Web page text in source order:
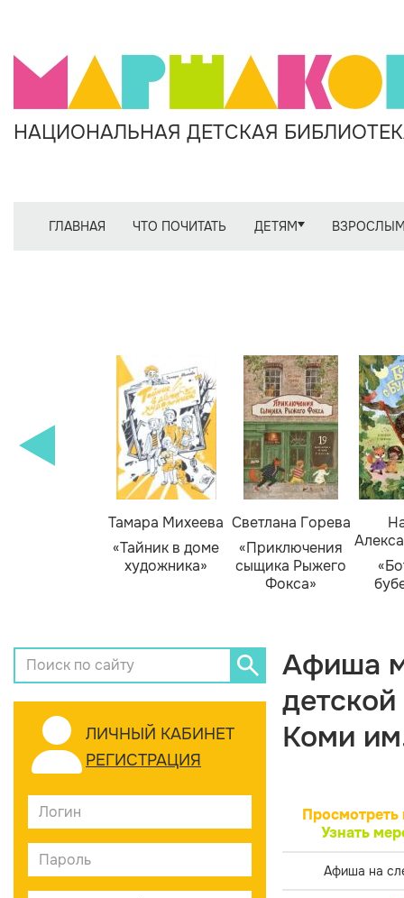
НАЦИОНАЛЬНАЯ ДЕТСКАЯ
ГЛАВНАЯ ЧТО ПОЧИТАТЬ ДЕТЯМ
Тамара Михеева
«Тайник в доме
художника»
Светлана Горева
«Приключения
сыщика Рыжего
Фокса»
ЛИЧНЫЙ КАБИНЕТ
РЕГИСТРАЦИЯ
Афиша
Коми
Просмотреть
Узнать
Афиша на